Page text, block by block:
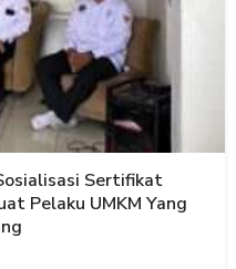
Sertifikat
Pelaku UMKM Yang